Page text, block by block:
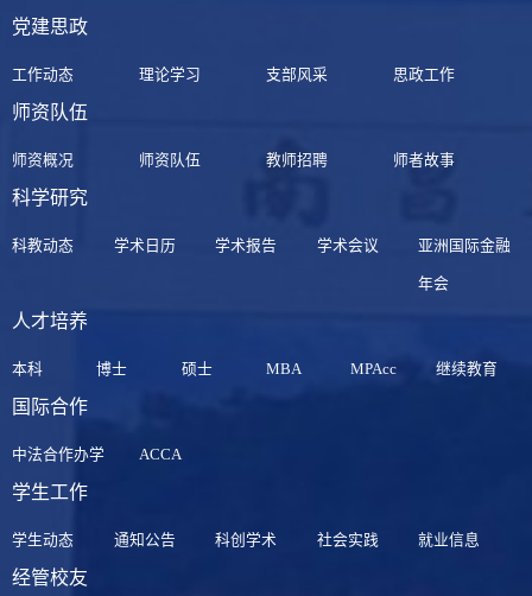
党建思政
工作动态 理论学习 支部风采 思政工作
师资队伍
师资概况 师资队伍 教师招聘 师者故事
科学研究
科教动态 学术日历 学术报告 学术会议 亚洲国际金融
年会
人才培养
本科 博士 硕士 MBA MPAcc 继续教育
国际合作
中法合作办学 ACCA
学生工作
学生动态 通知公告 科创学术 社会实践 就业信息
经管校友